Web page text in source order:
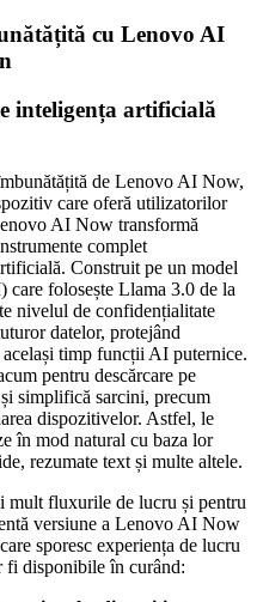
cu Lenovo AI
inteligența artificială
de Lenovo AI Now,
care oferă utilizatorilor
AI Now transformă
complet
Construit pe un model
folosește Llama 3.0 de la
nivelul de confidențialitate
datelor, protejând
timp funcții AI puternice.
pentru descărcare pe
simplifică sarcini, precum
dispozitivelor. Astfel, le
în mod natural cu baza lor
rezumate text și multe altele.
mult fluxurile de lucru și pentru
versiune a Lenovo AI Now
sporesc experiența de lucru
disponibile în curând: